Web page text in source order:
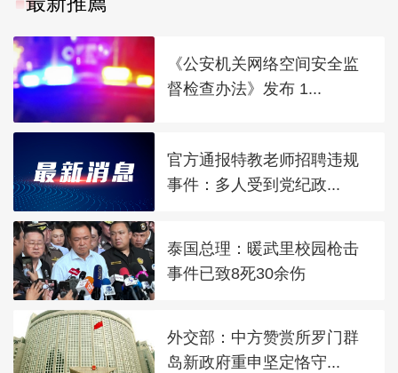
《公安机关网络空间安全监
督检查办法》发布 1...
官方通报特教老师招聘违规
事件：多人受到党纪政...
泰国总理：暖武里校园枪击
事件已致8死30余伤
外交部：中方赞赏所罗门群
岛新政府重申坚定恪守...